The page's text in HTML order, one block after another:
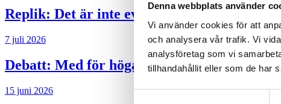
Denna webbplats använder
Vi använder cookies för att
och analysera vår trafik. Vi
analysföretag som vi
tillhandahållit eller som de har
Replik: Det är inte evidenskrav som
7 juli 2026
Debatt: Med för höga krav på evidens kan
15 juni 2026